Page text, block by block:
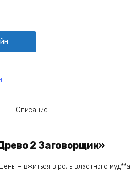
Описание
2 Заговорщик»
– вжиться в роль властного муд**а